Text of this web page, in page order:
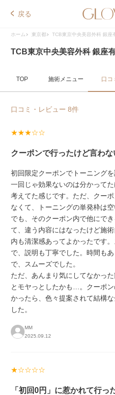
戻る
ホーム 東京都 TCB東京中央美容外科 銀座
TCB東京中央美容外科 銀座
TOP 施術メニュー 口コ
口コミ・レビュー 8件
★★★☆☆
クーポンで行ったけど言わ
初回限定クーポンでトーニング
一回じゃ効果ないのは分かって
考えてた感じです。ただ、クー
なくて、トーニングの単発枠は
でも、そのクーポン内で他にで
て、違う内容にはなったけど施
内も清潔感あってよかったです
で、説明も丁寧でした。時間も
で、スムーズでした。
ただ、あんまり気にしてなかっ
とモヤっとしたかも…。クーポ
かったら、色々提案されて結構
した。
MM
2025.09.12
★☆☆☆☆
「初回0円」に惹かれて行